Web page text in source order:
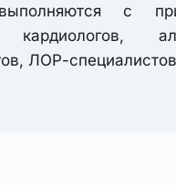
с
кардиологов,
ЛОР-